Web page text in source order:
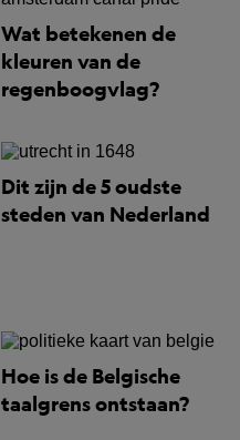
Wat betekenen de
kleuren van de
regenboogvlag?
Dit zijn de 5 oudste
steden van Nederland
Hoe is de Belgische
taalgrens ontstaan?